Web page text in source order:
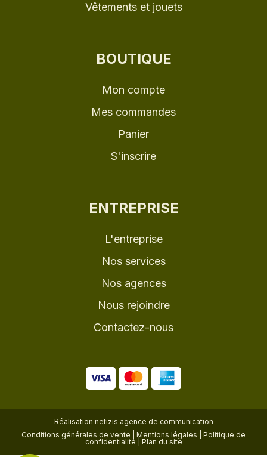
Vêtements et jouets
BOUTIQUE
Mon compte
Mes commandes
Panier
S'inscrire
ENTREPRISE
L'entreprise
Nos services
Nos agences
Nous rejoindre
Contactez-nous
Réalisation netizis agence de communication
Conditions générales de vente
Mentions légales
Politique de
confidentialité
Plan du site